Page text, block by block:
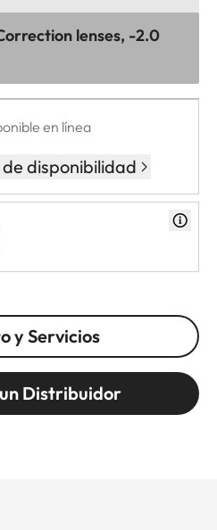
lenses, -2.0
en línea
disponibilidad
y Servicios
Distribuidor